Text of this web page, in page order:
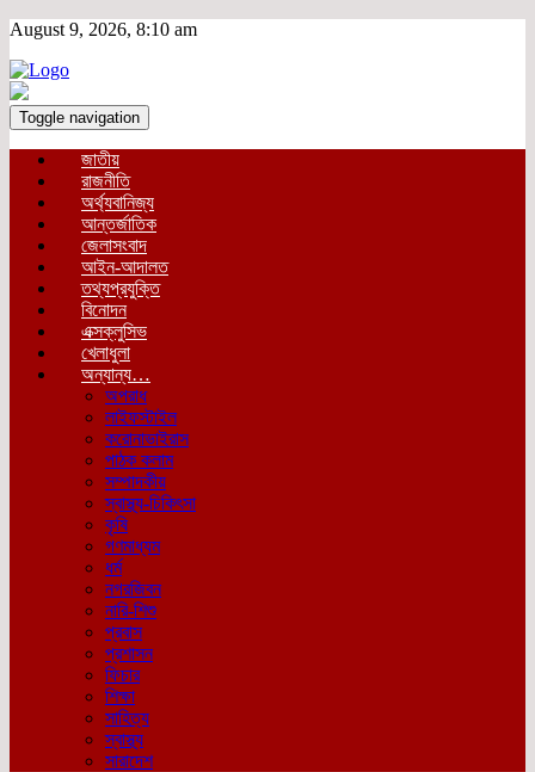
August 9, 2026, 8:10 am
Toggle navigation
জাতীয়
রাজনীতি
অর্থ্যবানিজ্য
আন্তর্জাতিক
জেলাসংবাদ
আইন-আদালত
তথ্যপ্রযুক্তি
বিনোদন
এক্সক্লুসিভ
খেলাধুলা
অন্যান্য…
অপরাধ
লাইফস্টাইল
করোনাভাইরাস
পাঠক কলাম
সম্পাদকীয়
স্বাস্থ্য-চিকিৎসা
কৃষি
গণমাধ্যম
ধর্ম
নগরজিবন
নারি-শিশু
প্রবাস
প্রশাসন
ফিচার
শিক্ষা
সাহিত্য
স্বাস্থ্য
সারাদেশ